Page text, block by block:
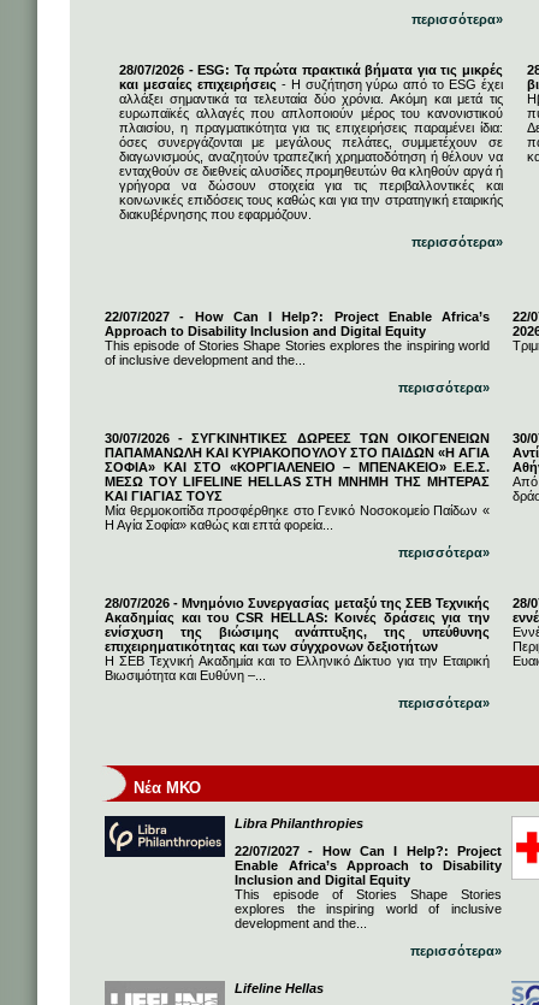
περισσότερα»
28/07/2026 - ESG: Τα πρώτα πρακτικά βήματα για τις μικρές
και μεσαίες επιχειρήσεις - Η συζήτηση γύρω από το ESG έχει
αλλάξει σημαντικά τα τελευταία δύο χρόνια. Ακόμη και μετά τις
ευρωπαϊκές αλλαγές που απλοποιούν μέρος του κανονιστικού
πλαισίου, η πραγματικότητα για τις επιχειρήσεις παραμένει ίδια:
όσες συνεργάζονται με μεγάλους πελάτες, συμμετέχουν σε
διαγωνισμούς, αναζητούν τραπεζική χρηματοδότηση ή θέλουν να
ενταχθούν σε διεθνείς αλυσίδες προμηθευτών θα κληθούν αργά ή
γρήγορα να δώσουν στοιχεία για τις περιβαλλοντικές και
κοινωνικές επιδόσεις τους καθώς και για την στρατηγική εταιρικής
διακυβέρνησης που εφαρμόζουν.
περισσότερα»
22/07/2027 - How Can I Help?: Project Enable Africa’s
Approach to Disability Inclusion and Digital Equity
This episode of Stories Shape Stories explores the inspiring world
of inclusive development and the...
περισσότερα»
22/
30/07/2026 - ΣΥΓΚΙΝΗΤΙΚΕΣ ΔΩΡΕΕΣ ΤΩΝ ΟΙΚΟΓΕΝΕΙΩΝ
ΠΑΠΑΜΑΝΩΛΗ ΚΑΙ ΚΥΡΙΑΚΟΠΟΥΛΟΥ ΣΤΟ ΠΑΙΔΩΝ «Η ΑΓΙΑ
ΣΟΦΙΑ» ΚΑΙ ΣΤΟ «ΚΟΡΓΙΑΛΕΝΕΙΟ – ΜΠΕΝΑΚΕΙΟ» Ε.Ε.Σ.
ΜΕΣΩ ΤΟΥ LIFELINE HELLAS ΣΤΗ ΜΝΗΜΗ ΤΗΣ ΜΗΤΕΡΑΣ
ΚΑΙ ΓΙΑΓΙΑΣ ΤΟΥΣ
Μία θερμοκοιτίδα προσφέρθηκε στο Γενικό Νοσοκομείο Παίδων «
Η Αγία Σοφία» καθώς και επτά φορεία...
περισσότερα»
30/
Από
28/07/2026 - Μνημόνιο Συνεργασίας μεταξύ της ΣΕΒ Τεχνικής
Ακαδημίας και του CSR HELLAS: Κοινές δράσεις για την
ενίσχυση της βιώσιμης ανάπτυξης, της υπεύθυνης
επιχειρηματικότητας και των σύγχρονων δεξιοτήτων
Η ΣΕΒ Τεχνική Ακαδημία και το Ελληνικό Δίκτυο για την Εταιρική
Βιωσιμότητα και Ευθύνη –...
περισσότερα»
28/
Νέα ΜΚΟ
Libra Philanthropies
22/07/2027 - How Can I Help?: Project
Enable Africa’s Approach to Disability
Inclusion and Digital Equity
This episode of Stories Shape Stories
explores the inspiring world of inclusive
development and the...
περισσότερα»
Lifeline Hellas